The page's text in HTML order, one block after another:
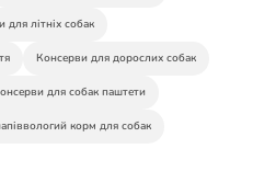
для літніх собак
Консерви для дорослих собак
для собак паштети
корм для собак